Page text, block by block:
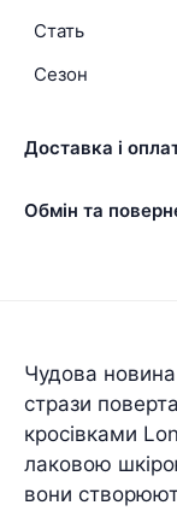
Стать
Сезон
Доставка і
Обмін та
Чудова
стрази
кросівками
лаковою
вони